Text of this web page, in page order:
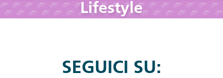
Lifestyle
SEGUICI SU: